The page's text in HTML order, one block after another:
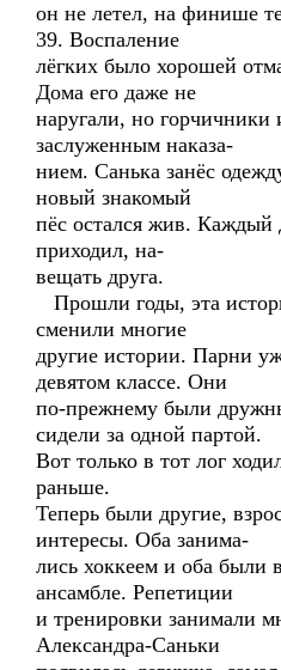
он не летел, на финише
39. Воспаление
лёгких было хорошей
Дома его даже не
наругали, но
заслуженным наказа-
нием. Санька занёс
новый знакомый
пёс остался жив. Каждый
приходил, на-
вещать друга.
Прошли годы, эта
сменили многие
другие истории. Парни
девятом классе. Они
по-прежнему были
сидели за одной партой.
Вот только в тот лог
раньше.
Теперь были другие,
интересы. Оба занима-
лись хоккеем и оба были
ансамбле. Репетиции
и тренировки занимали
Александра-Саньки